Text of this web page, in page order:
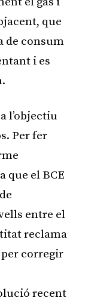
que
de consum
i es
l’objectiu
Per fer
que el BCE
entre el
reclama
corregir
recent